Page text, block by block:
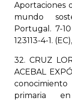
Aportaciones
mundo
Portugal. 7-
123113-4-1.
32. CRUZ
ACEBAL
primaria